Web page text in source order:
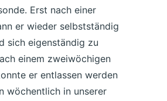
Erst nach einer
er wieder selbstständig
sich eigenständig zu
einem zweiwöchigen
er entlassen werden
wöchentlich in unserer